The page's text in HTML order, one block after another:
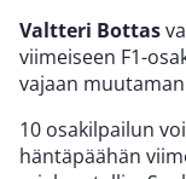
Valtteri Bottas
viimeiseen F1-
vajaan
10 osakilpailun
häntäpäähän